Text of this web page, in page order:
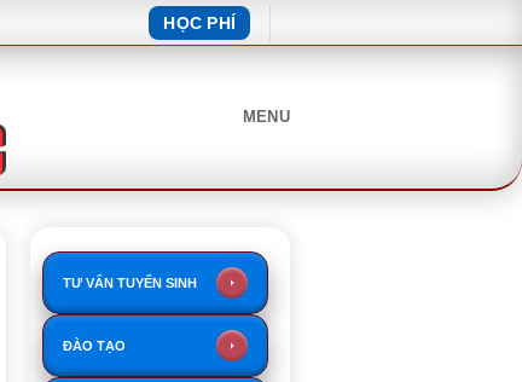
HỌC PHÍ
MENU
TƯ VẤN TUYỂN SINH
ĐÀO TẠO